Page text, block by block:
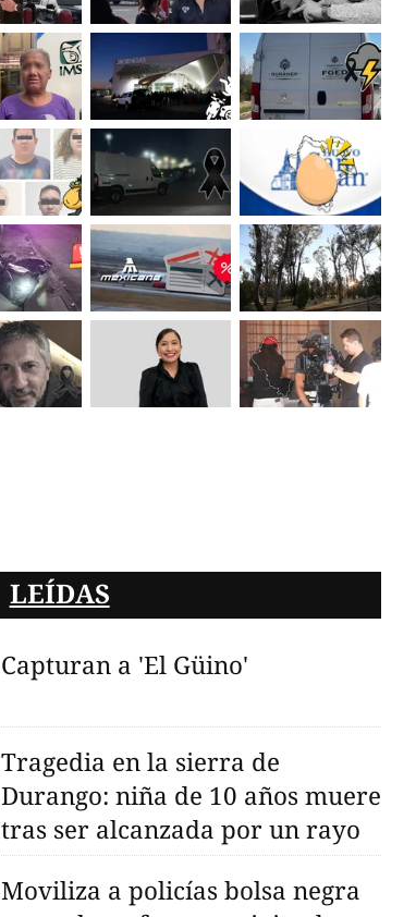
LEÍDAS
Capturan a 'El Güino'
Tragedia en la sierra de
Durango: niña de 10 años muere
tras ser alcanzada por un rayo
Moviliza a policías bolsa negra